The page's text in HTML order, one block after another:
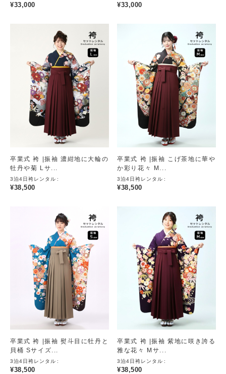
¥33,000 ¥33,000
卒業式 袴 |振袖 濃紺地に大輪の
牡丹や菊 Lサ...
3泊4日袴レンタル
¥38,500
卒業式 袴 |振袖 こげ茶地に華や
か彩り花々 M...
3泊4日袴レンタル
¥38,500
卒業式 袴 |振袖 熨斗目に牡丹と
貝桶 Sサイズ...
3泊4日袴レンタル
¥38,500
卒業式 袴 |振袖 紫地に咲き誇る
雅な花々 Mサ...
3泊4日袴レンタル
¥38,500